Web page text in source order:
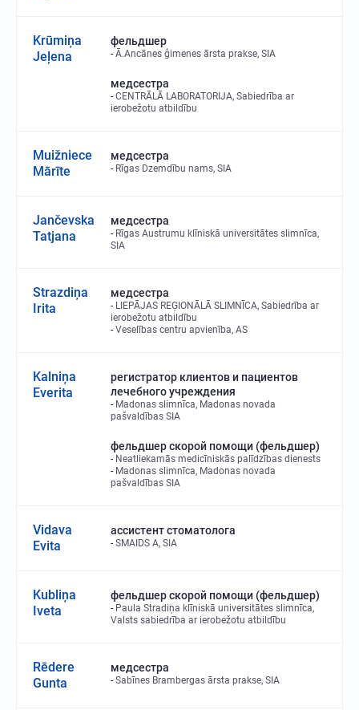
Krūmiņa
Jeļena
фельдшер
Ā.Ancānes ģimenes ārsta prakse, SIA
медсестра
CENTRĀLĀ LABORATORIJA, Sabiedrība ar
ierobežotu atbildību
Muižniece
Mārīte
медсестра
Rīgas Dzemdību nams, SIA
Jančevska
Tatjana
медсестра
Rīgas Austrumu klīniskā universitātes slimnīca,
SIA
Strazdiņa
Irita
медсестра
LIEPĀJAS REĢIONĀLĀ SLIMNĪCA, Sabiedrība ar
ierobežotu atbildību
Veselības centru apvienība, AS
Kalniņa
Everita
регистратор клиентов и пациентов
лечебного учреждения
Madonas slimnīca, Madonas novada
pašvaldības SIA
фельдшер скорой помощи (фельдшер)
Neatliekamās medicīniskās palīdzības dienests
Madonas slimnīca, Madonas novada
pašvaldības SIA
Vidava
Evita
ассистент стоматолога
SMAIDS A, SIA
Kubliņa
Iveta
фельдшер скорой помощи (фельдшер)
Paula Stradiņa klīniskā universitātes slimnīca,
Valsts sabiedrība ar ierobežotu atbildību
Rēdere
Gunta
медсестра
Sabīnes Brambergas ārsta prakse, SIA